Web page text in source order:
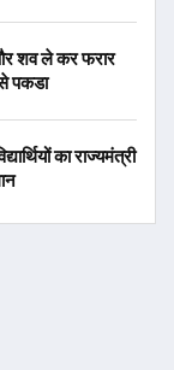
शव ले कर फरार
पकडा
का राज्यमंत्री